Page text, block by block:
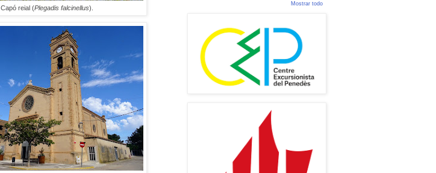
Capó reial (Plegadis falcinellus).
Mostrar todo